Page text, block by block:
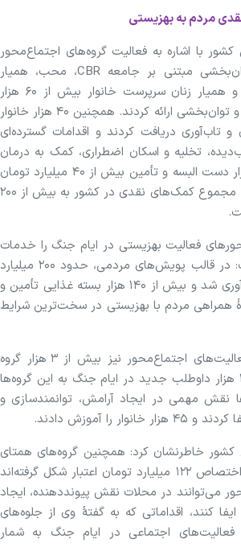
با اشاره به فعالیت گروه‌های اجتماع‌محور
اظهار کرد: گروه‌های توان‌بخشی مبتنی بر جامعه CBR، محب، همیار
سلامت روانی اجتماعی و همیار زنان سرپرست خانوار بیش از ۶۰ هزار
خدمت مشاوره حضوری و توان‌بخشی ارائه کردند. همچنین ۴۰ هزار خانوار
تاب‌آوری دریافت کردند و اقدامات گسترده‌ای
تخلیه و اسکان اضطراری، کمک به درمان
۱۲ هزار نفر، توزیع ۶۰ هزار دست البسه و تأمین بیش از ۴۰ میلیارد تومان
کمک نقدی انجام شد که مجموع کمک‌های نقدی در کشور به بیش از ۲۰۰
فعالیت بهزیستی در ایام جنگ را خدمات
مشارکتی دانست و گفت: در قالب پویش‌های مردمی، حدود ۲۰۰ میلیارد
تومان کمک نقدی جمع‌آوری شد و بیش از ۱۴۰ هزار بسته غذایی تأمین و
همراهی مردم با بهزیستی در سخت‌ترین شرایط
وی افزود: در بخش فعالیت‌های اجتماع‌محور نیز بیش از ۳ هزار گروه
فعال بودند و بیش از ۱۶ هزار داوطلب جدید در ایام جنگ به این گروه‌ها
نقش مهمی در ایجاد آرامش، توانمندسازی و
را آموزش دادند.
کشور خاطرنشان کرد: همچنین گروه‌های همتای
زنان سرپرست خانوار با اختصاص ۱۲۲ میلیارد تومان اعتبار شکل گرفته‌اند
می‌توانند در محلات نقش پیونددهنده، ایجاد
ایفا کنند، اقداماتی که به گفتهٔ وی از جلوه‌های
فعالیت‌های اجتماعی در ایام جنگ به شمار